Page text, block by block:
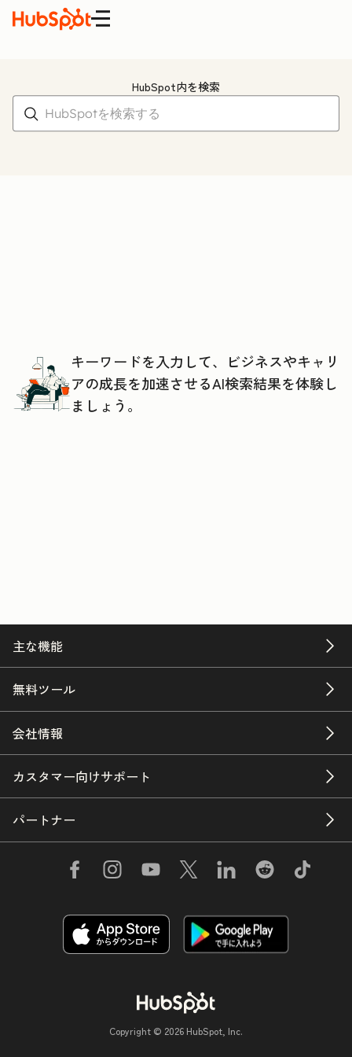
メニュー
HubSpot Blog Search
HubSpot内を検索
キーワードを入力して、ビジネスやキャリ
アの成長を加速させるAI検索結果を体験し
ましょう。
主な機能
無料ツール
会社情報
カスタマー向けサポート
パートナー
Copyright © 2026 HubSpot, Inc.